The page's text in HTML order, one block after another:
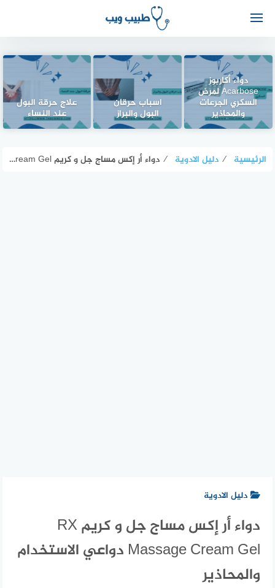
دواء أكاربوز
Acarbose لمرض
السكري الجرعات
والمحاذير
اسباب حرقان
البول والبراز
علاج حرقة البول
عند النساء
الرئيسية ⁄ دليل الادوية ⁄ دواء أر إكس مساج جل و كريم RX Massage Cream Gel دواعي الاستخدام والمحاذير
دليل الادوية
دواء أر إكس مساج جل و كريم RX
Massage Cream Gel دواعي الاستخدام
والمحاذير